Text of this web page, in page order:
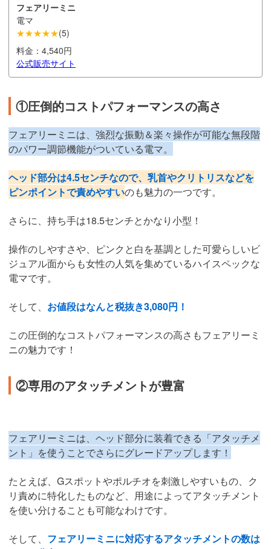
フェアリーミニ
電マ
★★★★★(5)
料金： 4,540円
公式販売サイト
①圧倒的コストパフォーマンスの高さ
フェアリーミニは、強烈な振動＆楽々操作が可能な無段階
のパワー調節機能がついている電マ。
ヘッド部分は4.5センチなので、乳首やクリトリスなどを
ピンポイントで責めやすいのも魅力の一つです。
さらに、持ち手は18.5センチとかなり小型！
操作のしやすさや、ピンクと白を基調とした可愛らしいビ
ジュアル面からも女性の人気を集めているハイスペックな
電マです。
そして、 お値段はなんと税抜き3,080円！
この圧倒的なコストパフォーマンスの高さもフェアリーミ
ニの魅力です！
②専用のアタッチメントが豊富
フェアリーミニは、ヘッド部分に装着できる「アタッチメ
ント」を使うことでさらにグレードアップします！
たとえば、Gスポットやポルチオを刺激しやすいもの、ク
リ責めに特化したものなど、用途によってアタッチメント
を使い分けることも可能なわけです。
そして、 フェアリーミニに対応するアタッチメントの数は